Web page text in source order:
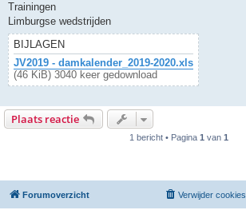
Trainingen
Limburgse wedstrijden
BIJLAGEN
JV2019 - damkalender_2019-2020.xls
(46 KiB) 3040 keer gedownload
Plaats reactie
1 bericht • Pagina 1 van 1
Forumoverzicht Verwijder cookies